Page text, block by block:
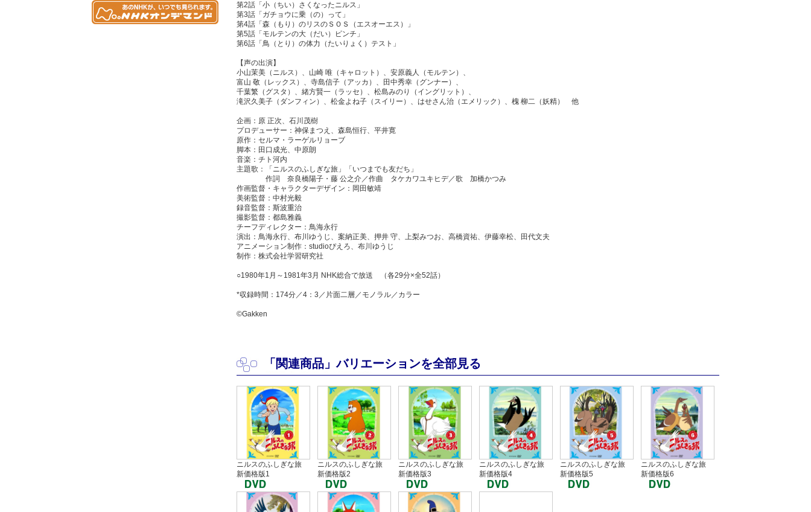
第2話「小（ちい）さくなったニルス」
第3話「ガチョウに乗（の）って」
第4話「森（もり）のリスのＳＯＳ（エスオーエス）」
第5話「モルテンの大（だい）ピンチ」
第6話「鳥（とり）の体力（たいりょく）テスト」
【声の出演】
小山茉美（ニルス）、山崎 唯（キャロット）、安原義人（モルテン）、
富山 敬（レックス）、寺島信子（アッカ）、田中秀幸（グンナー）、
千葉繁（グスタ）、緒方賢一（ラッセ）、松島みのり（イングリット）、
滝沢久美子（ダンフィン）、松金よね子（スイリー）、はせさん治（エメリック）、槐 柳二（妖精） 他
企画：原 正次、石川茂樹
プロデューサー：神保まつえ、森島恒行、平井寛
原作：セルマ・ラーゲルリョーブ
脚本：田口成光、中原朗
音楽：チト河内
主題歌：「ニルスのふしぎな旅」「いつまでも友だち」
作詞 奈良橋陽子・藤 公之介／作曲 タケカワユキヒデ／歌 加橋かつみ
作画監督・キャラクターデザイン：岡田敏靖
美術監督：中村光毅
録音監督：斯波重治
撮影監督：都島雅義
チーフディレクター：鳥海永行
演出：鳥海永行、布川ゆうじ、案納正美、押井 守、上梨みつお、高橋資祐、伊藤幸松、田代文夫
アニメーション制作：studioぴえろ、布川ゆうじ
制作：株式会社学習研究社
○1980年1月～1981年3月 NHK総合で放送 （各29分×全52話）
*収録時間：174分／4：3／片面二層／モノラル／カラー
©Gakken
「関連商品」バリエーションを全部見る
ニルスのふしぎな旅
新価格版1
ニルスのふしぎな旅
新価格版2
ニルスのふしぎな旅
新価格版3
ニルスのふしぎな旅
新価格版4
ニルスのふしぎな旅
新価格版5
ニルスのふしぎな旅
新価格版6